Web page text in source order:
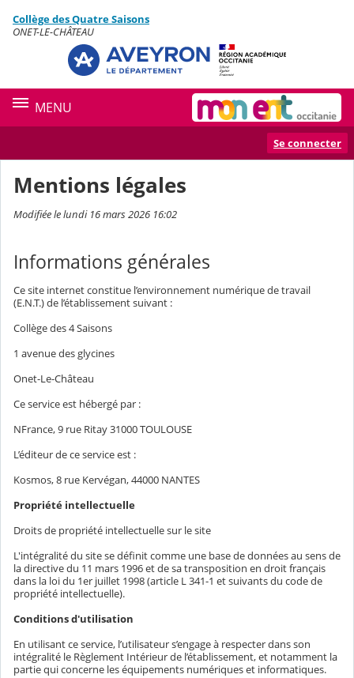
Contenu
Collège des Quatre Saisons
ONET-LE-CHÂTEAU
MENU
Se connecter
Mentions légales
Modifiée le lundi 16 mars 2026 16:02
Informations générales
Ce site internet constitue l’environnement numérique de travail
(E.N.T.) de l’établissement suivant :
Collège des 4 Saisons
1 avenue des glycines
Onet-Le-Château
Ce service est hébergé par :
NFrance, 9 rue Ritay 31000 TOULOUSE
L’éditeur de ce service est :
Kosmos, 8 rue Kervégan, 44000 NANTES
Propriété intellectuelle
Droits de propriété intellectuelle sur le site
L'intégralité du site se définit comme une base de données au sens de
la directive du 11 mars 1996 et de sa transposition en droit français
dans la loi du 1er juillet 1998 (article L 341-1 et suivants du code de
propriété intellectuelle).
Conditions d'utilisation
En utilisant ce service, l’utilisateur s’engage à respecter dans son
intégralité le Règlement Intérieur de l’établissement, et notamment la
partie qui concerne les équipements numériques et informatiques.